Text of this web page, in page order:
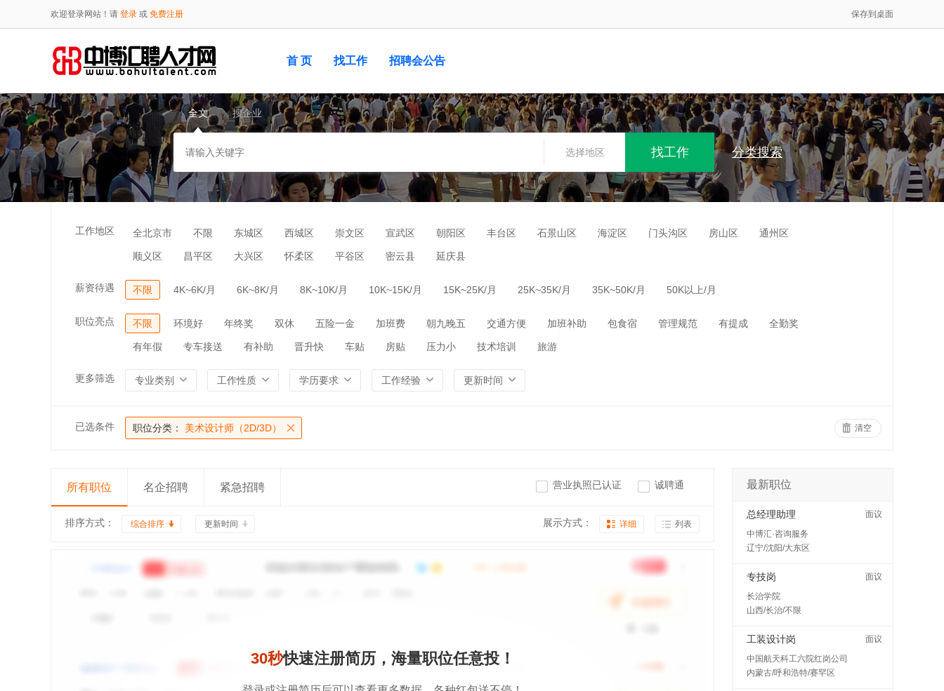
欢迎登录网站！请 登录 或 免费注册 保存到桌面
首 页 找工作 招聘会公告
全文 搜企业
选择地区 分类搜索
工作地区 全北京市 不限 东城区 西城区 崇文区 宣武区 朝阳区 丰台区 石景山区 海淀区 门头沟区 房山区 通州区
顺义区 昌平区 大兴区 怀柔区 平谷区 密云县 延庆县
薪资待遇 不限 4K~6K/月 6K~8K/月 8K~10K/月 10K~15K/月 15K~25K/月 25K~35K/月 35K~50K/月 50K以上/月
职位亮点 不限 环境好 年终奖 双休 五险一金 加班费 朝九晚五 交通方便 加班补助 包食宿 管理规范 有提成 全勤奖
有年假 专车接送 有补助 晋升快 车贴 房贴 压力小 技术培训 旅游
更多筛选 专业类别 工作性质 学历要求 工作经验 更新时间
已选条件 职位分类： 美术设计师（2D/3D） 清空
所有职位 名企招聘 紧急招聘 营业执照已认证 诚聘通
排序方式： 综合排序 更新时间 展示方式： 详细 列表
30秒快速注册简历，海量职位任意投！
最新职位
总经理助理
面议
中博汇·咨询服务
辽宁/沈阳/大东区
专技岗
面议
长治学院
山西/长治/不限
工装设计岗
面议
中国航天科工六院红岗公司
内蒙古/呼和浩特/赛罕区